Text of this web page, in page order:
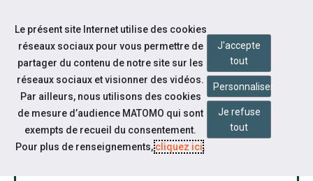
Aller au contenu
PARCOURS H: HANDICAP ET
EMPLOI, SE PRÉSENTER EN
Le présent site Internet utilise des cookies
réseaux sociaux pour vous permettre de
partager du contenu de notre site sur les
réseaux sociaux et visionner des vidéos.
Par ailleurs, nous utilisons des cookies
de mesure d’audience MATOMO qui sont
exempts de recueil du consentement.
Pour plus de renseignements,cliquez ici.
J'accepte
tout
Personnaliser
Je refuse
tout